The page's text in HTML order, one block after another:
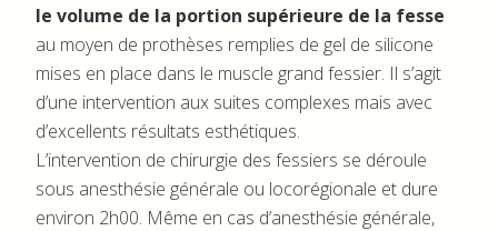
le volume de la portion supérieure de la fesse
au moyen de prothèses remplies de gel de silicone
mises en place dans le muscle grand fessier. Il s’agit
d’une intervention aux suites complexes mais avec
d’excellents résultats esthétiques.
L’intervention de chirurgie des fessiers se déroule
sous anesthésie générale ou locorégionale et dure
environ 2h00. Même en cas d’anesthésie générale,